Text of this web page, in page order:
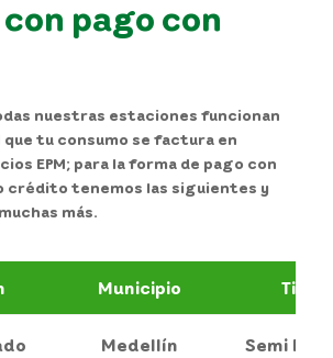
pago con
nuestras estaciones funcionan
que tu consumo se factura en
EPM; para la forma de pago con
tenemos las siguientes y
más.
Municipio Tipo
Medellín Semi